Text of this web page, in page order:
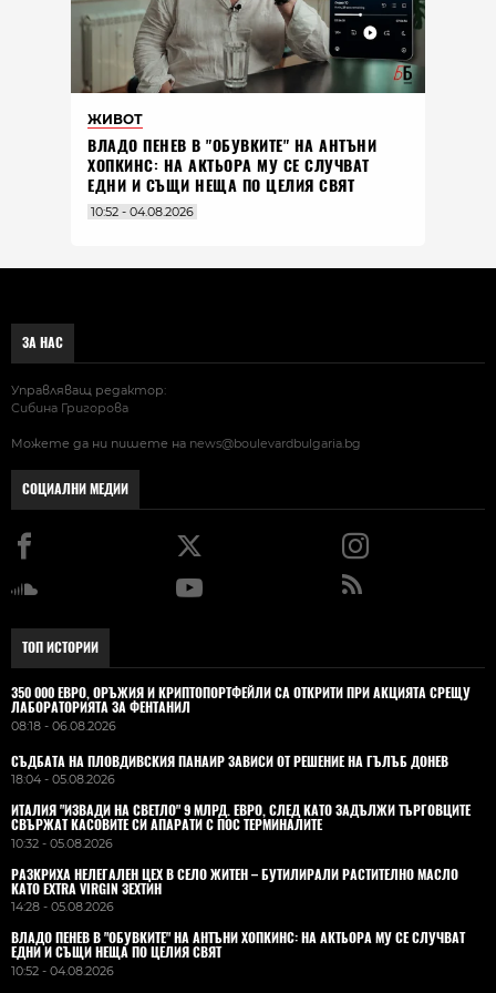
ЖИВОТ
ВЛАДO ПЕНЕВ В "ОБУВКИТЕ" НА АНТЪНИ
ХОПКИНС: НА АКТЬОРА МУ СЕ СЛУЧВАТ
ЕДНИ И СЪЩИ НЕЩА ПО ЦЕЛИЯ СВЯТ
10:52 - 04.08.2026
ЗА НАС
Управляващ редактор:
Сибина Григорова
Можете да ни пишете на news@boulevardbulgaria.bg
СОЦИАЛНИ МЕДИИ
ТОП ИСТОРИИ
350 000 ЕВРО, ОРЪЖИЯ И КРИПТОПОРТФЕЙЛИ СА ОТКРИТИ ПРИ АКЦИЯТА СРЕЩУ
ЛАБОРАТОРИЯТА ЗА ФЕНТАНИЛ
08:18 - 06.08.2026
СЪДБАТА НА ПЛОВДИВСКИЯ ПАНАИР ЗАВИСИ ОТ РЕШЕНИЕ НА ГЪЛЪБ ДОНЕВ
18:04 - 05.08.2026
ИТАЛИЯ "ИЗВАДИ НА СВЕТЛО" 9 МЛРД. ЕВРО, СЛЕД КАТО ЗАДЪЛЖИ ТЪРГОВЦИТЕ
СВЪРЖАТ КАСОВИТЕ СИ АПАРАТИ С ПОС ТЕРМИНАЛИТЕ
10:32 - 05.08.2026
РАЗКРИХА НЕЛЕГАЛЕН ЦЕХ В СЕЛО ЖИТЕН – БУТИЛИРАЛИ РАСТИТЕЛНО МАСЛО
КАТО EXTRA VIRGIN ЗЕХТИН
14:28 - 05.08.2026
ВЛАДO ПЕНЕВ В "ОБУВКИТЕ" НА АНТЪНИ ХОПКИНС: НА АКТЬОРА МУ СЕ СЛУЧВАТ
ЕДНИ И СЪЩИ НЕЩА ПО ЦЕЛИЯ СВЯТ
10:52 - 04.08.2026